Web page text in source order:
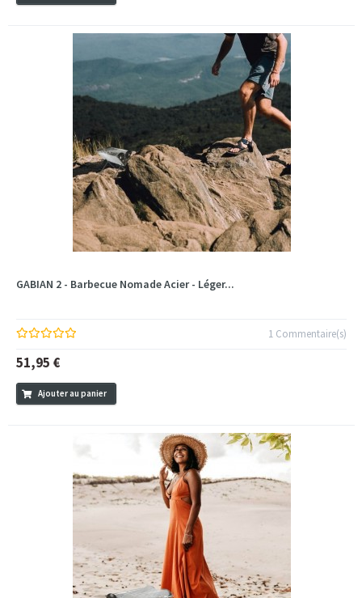
GABIAN 2 - Barbecue Nomade Acier - Léger...
1 Commentaire(s)
51,95 €
Ajouter au panier